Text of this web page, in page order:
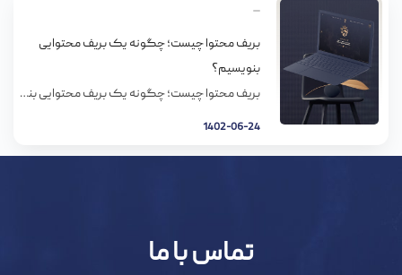
بریف محتوا چیست؛ چگونه یک بریف محتوایی
بنویسیم؟
بریف محتوا چیست؛ چگونه یک بریف محتوایی بنویسیم؟ در دنیای امروز، نوشتن بریف محتوا (Content Brief) یکی از مهارت‌های اساسی در حوزه تولید محتوا به شمار می‌رود. بریف به صورت خلاصه و مختصر، اطلاعاتی را در مورد بخش‌های مختلف یک محتوا ارائه می‌دهد. در واقع برای جذب توجه مخاطبان بسیار مؤثر است و اگر به‌درستی […]
1402-06-24
تماس با ما